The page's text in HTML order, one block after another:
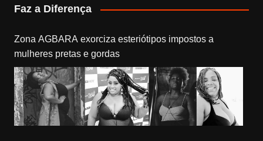
Faz a Diferença
Zona AGBARA exorciza esteriótipos impostos a
mulheres pretas e gordas